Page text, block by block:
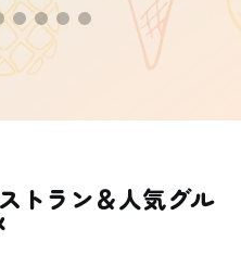
トラン＆人気グル